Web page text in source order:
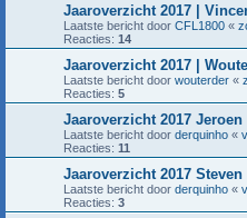
Jaaroverzicht 2017 |
Laatste bericht door CFL1800 «
Reacties: 14
Jaaroverzicht 2017 |
Laatste bericht door wouterder «
Reacties: 5
Jaaroverzicht 2017 Jeroen
Laatste bericht door derquinho «
Reacties: 11
Jaaroverzicht 2017 Steven
Laatste bericht door derquinho «
Reacties: 3